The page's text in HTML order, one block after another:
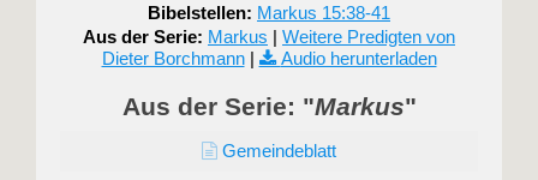
Bibelstellen: Markus 15:38-41
Aus der Serie: Markus | Weitere Predigten von
Dieter Borchmann| Audio herunterladen
Aus der Serie: "Markus"
Gemeindeblatt